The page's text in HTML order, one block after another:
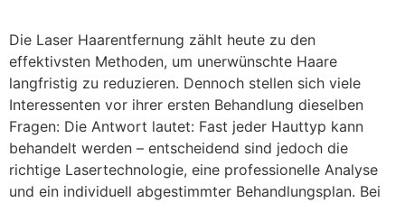
Die Laser Haarentfernung zählt heute zu den
effektivsten Methoden, um unerwünschte Haare
langfristig zu reduzieren. Dennoch stellen sich viele
Interessenten vor ihrer ersten Behandlung dieselben
Fragen: Die Antwort lautet: Fast jeder Hauttyp kann
behandelt werden – entscheidend sind jedoch die
richtige Lasertechnologie, eine professionelle Analyse
und ein individuell abgestimmter Behandlungsplan. Bei